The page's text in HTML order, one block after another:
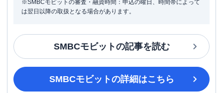
※SMBCモビットの審査・融資時間：申込の曜日、時間帯によって
は翌日以降の取扱となる場合があります。
SMBCモビットの記事を読む
SMBCモビットの詳細はこちら